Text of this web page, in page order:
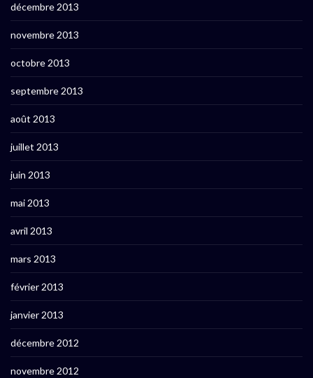
décembre 2013
novembre 2013
octobre 2013
septembre 2013
août 2013
juillet 2013
juin 2013
mai 2013
avril 2013
mars 2013
février 2013
janvier 2013
décembre 2012
novembre 2012